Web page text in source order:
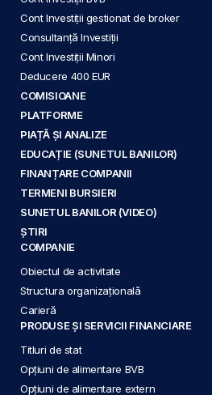
Cont Investiții gestionat de broker
Consultanță Investiții
Cont Investiții Minori
Deducere 400 EUR
COMISIOANE
PLATFORME
PIAȚĂ ȘI ANALIZE
EDUCAȚIE (SUNETUL BANILOR)
FINANȚARE COMPANII
TERMENI BURSIERI
SUNETUL BANILOR (VIDEO)
ȘTIRI
COMPANIE
Obiectul de activitate
Structura organizațională
Carieră
PRODUSE ȘI SERVICII FINANCIARE
Titluri de stat
Opțiuni de alimentare BVB
Opțiuni de alimentare extern